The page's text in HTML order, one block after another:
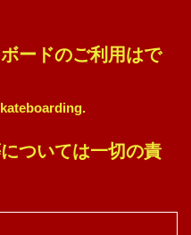
ードのご利用はで
ついては一切の責